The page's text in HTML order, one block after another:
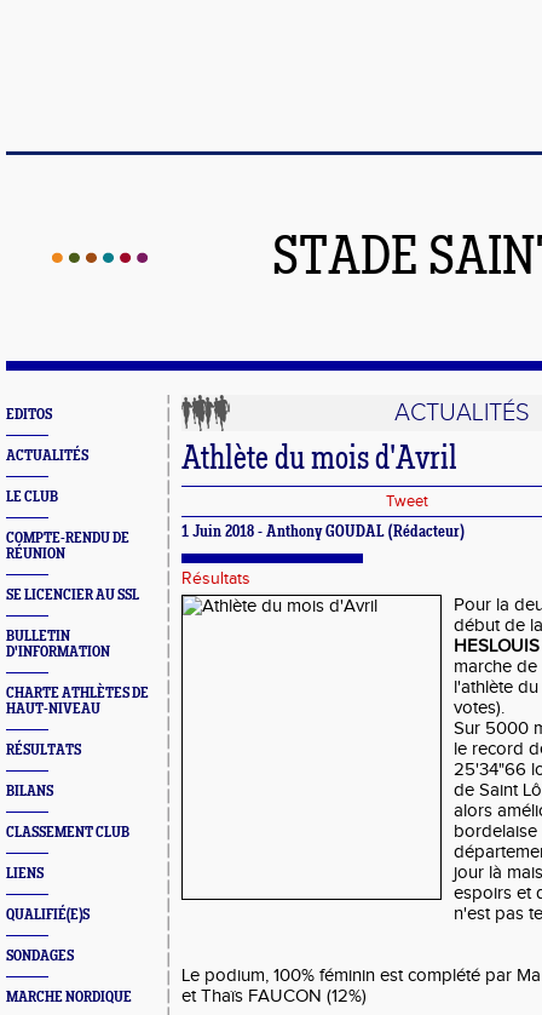
STADE
EDITOS
ACTUALITÉS
LE CLUB
COMPTE-RENDU DE
RÉUNION
SE LICENCIER AU SSL
BULLETIN
D'INFORMATION
CHARTE ATHLÈTES DE
HAUT-NIVEAU
RÉSULTATS
BILANS
CLASSEMENT CLUB
LIENS
QUALIFIÉ(E)S
SONDAGES
MARCHE NORDIQUE
ACTUALITÉS
Athlète du mois d'Avril
Tweet
1 Juin 2018 - Anthony GOUDAL (Rédacteur)
Résultats
Pour la
début de
marche
l'athlète
votes).
Sur 5000
le record
25'34"66
de Saint
alors
bordelaise
jour là
espoirs et
n'est pas
Le podium, 100% féminin est complété par
et Thaïs FAUCON (12%)